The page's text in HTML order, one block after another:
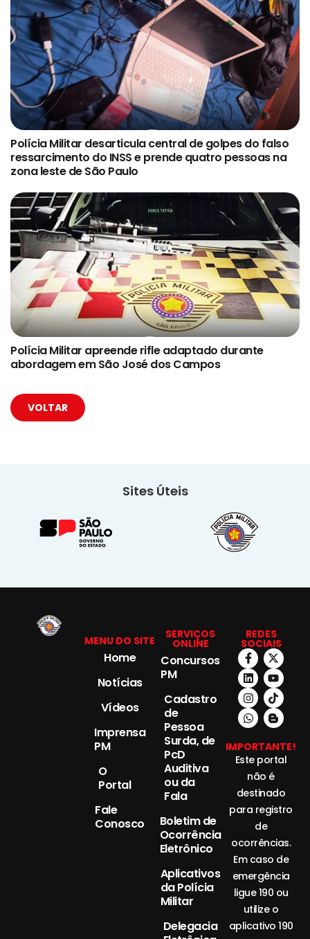
Polícia Militar desarticula central de golpes do falso
ressarcimento do INSS e prende quatro pessoas na
zona leste de São Paulo
Polícia Militar apreende rifle adaptado durante
abordagem em São José dos Campos
VOLTAR
Sites Úteis
MENU DO SITE
Home
Notícias
Vídeos
Imprensa
PM
O
Portal
Fale
Conosco
SERVIÇOS
ONLINE
Concursos
PM
Cadastro
de
Pessoa
Surda, de
PcD
Auditiva
ou da
Fala
Boletim de
Ocorrência
Eletrônico
Aplicativos
da Polícia
Militar
Delegacia
REDES
SOCIAIS
IMPORTANTE!
Este portal
não é
destinado
para registro
de
ocorrências.
Em caso de
emergência
ligue 190 ou
utilize o
aplicativo 190